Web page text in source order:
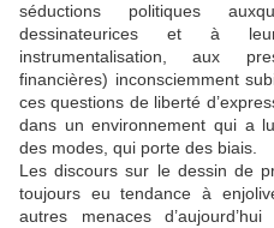
séductions politiques
dessinateurices et à
instrumentalisation, aux
financières) inconsciemment
ces questions de liberté
dans un environnement qui a
des modes, qui porte des biais.
Les discours sur le dessin de
toujours eu tendance à
autres menaces